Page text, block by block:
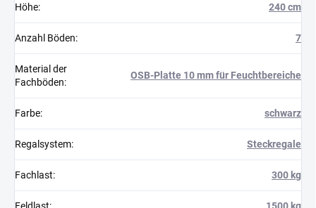
Höhe: 240 cm
Anzahl Böden: 7
Material der
Fachböden:
OSB-Platte 10 mm für Feuchtbereiche
Farbe: schwarz
Regalsystem: Steckregale
Fachlast: 300 kg